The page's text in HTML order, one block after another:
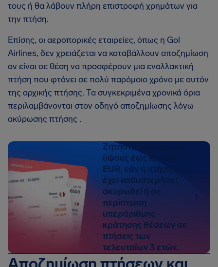
τους ή θα λάβουν πλήρη επιστροφή χρημάτων για
την πτήση.
Επίσης, οι αεροπορικές εταιρείες, όπως η Gol
Airlines, δεν χρειάζεται να καταβάλλουν αποζημίωση
αν είναι σε θέση να προσφέρουν μια εναλλακτική
πτήση που φτάνει σε πολύ παρόμοιο χρόνο με αυτόν
της αρχικής πτήσης. Τα συγκεκριμένα χρονικά όρια
περιλαμβάνονται στον οδηγό αποζημίωσης λόγω
ακύρωσης πτήσης .
Ζητήστε αποζημίωση
ύψους έως και 600
EUR, εάν η πτήση σας
έχει καθυστερήσει,
ακυρωθεί ή σε
περίπτωση
υπεράριθμης
κράτησης θέσεων σε
πτήσεις των
τελευταίων 3 ετών.